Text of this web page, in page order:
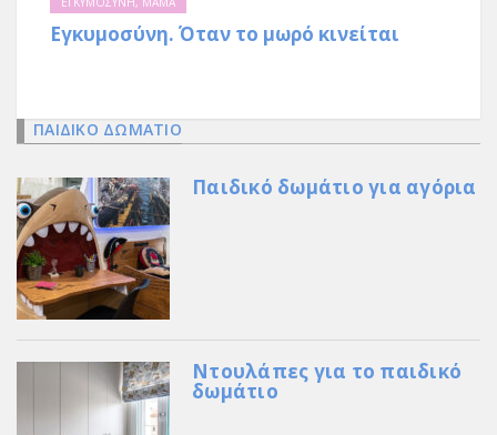
Εγκυμοσύνη. Όταν το μωρό κινείται
ΠΑΙΔΙΚΟ ΔΩΜΑΤΙΟ
Παιδικό δωμάτιο για αγόρια
Ντουλάπες για το παιδικό
δωμάτιο